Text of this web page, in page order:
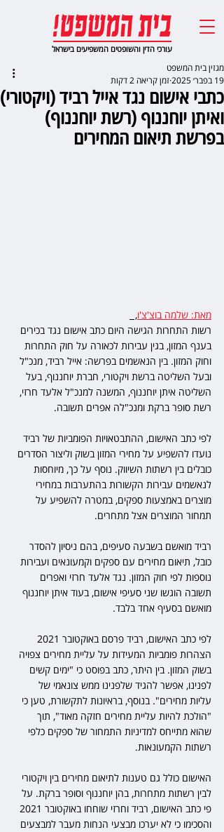
עורכי הדין והשופטים המשפיעים בישראל
כתבי אישום נגד אייל רביד (ויקטורי)
ואיתן יוחננוף (רשת יוחננוף)
בפרשת תיאום המחירים
מגזין בית המשפט
19 בפבר׳ 2025
זמן קריאה 2 דקות
מאת: שלמה בוצ'צ'ו,
רשות התחרות הגישה היום כתב אישום נגד בכירים
בענף המזון, בגין עבירות לכאורה על חוק התחרות
וחוק המזון. בין הנאשמים בפרשה: אייל רביד, מנכ"ל
ובעל השליטה ברשת ויקטורי, חברת יוחננוף, בעל
השליטה איתן יוחננוף, המשנה למנכ"ל אלעד חרזי,
רשת סופר ברקת ומנכ"לה אפרים תשובה.
לפי כתב האישום, ההתבטאויות הפומביות של רביד
נועדו להשפיע על מחירי המזון בשוק וליצור הסדרים
כובלים בין רשתות השיווק. נוסף על כך, מיוחסות
לנאשמים עבירות הקשורות בהתערבות במחירי
מוצרים באמצעות ספקים, במטרה להשפיע על
תמחור המוצרים אצל מתחרים.
רביד מואשם בשבעה סעיפים, בהם ניסיון להסדר
כובל, תיאום מחירים עם ספקים וקמעונאים ועבירות
נוספות לפי חוק המזון. נגד אלעד חרזי ואפרים
תשובה הוגשו שני סעיפי אישום, בעוד איתן יוחננוף
מואשם בסעיף אחד בלבד.
הצהרות פומביות המעידות על עליית מחירים צפויה
בשוק המזון. בין היתר, כתב בפוסט כי "ימים קשים
לפנינו, אפשר להגיד שלפנינו ממש צונאמי של
עליות מחירים". בנוסף, בראיונות לתקשורת, טען כי
"הולכת להיות עליית מחירים חזקה מאוד", תוך
שהוא מתייחס למדיניות התמחור של ספקים כלפי
רשתות הקמעונאות.
האישום כולל גם טענות לתיאום מחירים בין ויקטורי
לבין רשתות מתחרות, בהן יוחננוף וסופר ברקת. על
והסכימו כי לא יערכו מבצעי הנחות מעבר למבצעים